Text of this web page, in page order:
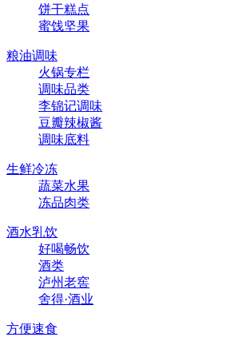
饼干糕点
蜜饯坚果
粮油调味
火锅专栏
调味品类
李锦记调味
豆瓣辣椒酱
调味底料
生鲜冷冻
蔬菜水果
冻品肉类
酒水乳饮
好喝畅饮
酒类
泸州老窖
舍得·酒业
方便速食